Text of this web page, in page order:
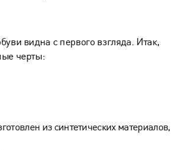
видна с первого взгляда. Итак,
черты:
из синтетических материалов,